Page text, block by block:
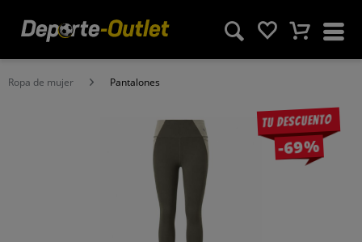
Ropa de mujer Pantalones
Tu descuento
-69%